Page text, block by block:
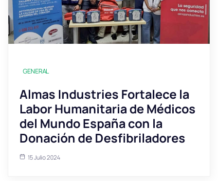
GENERAL
Almas Industries Fortalece la
Labor Humanitaria de Médicos
del Mundo España con la
Donación de Desfibriladores
15 Julio 2024